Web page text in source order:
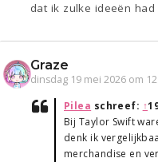
dat ik zulke ideeën had
Graze
dinsdag 19 mei 2026 om
Pilea schreef: ↑
Bij Taylor Swift
denk ik
merchandise en